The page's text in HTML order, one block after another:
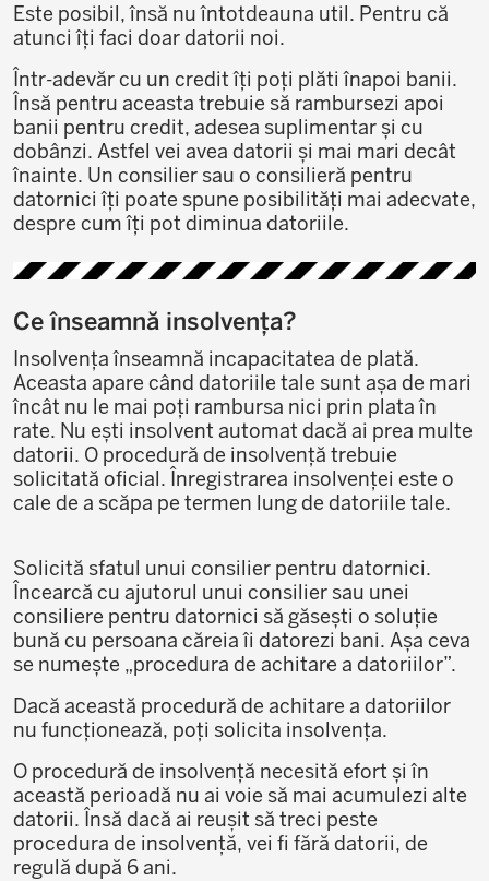
Este posibil, însă nu întotdeauna util. Pentru că
atunci îți faci doar datorii noi.
Într-adevăr cu un credit îți poți plăti înapoi banii.
Însă pentru aceasta trebuie să rambursezi apoi
banii pentru credit, adesea suplimentar și cu
dobânzi. Astfel vei avea datorii și mai mari decât
înainte. Un consilier sau o consilieră pentru
datornici îți poate spune posibilități mai adecvate,
despre cum îți pot diminua datoriile.
Ce înseamnă insolvența?
Insolvența înseamnă incapacitatea de plată.
Aceasta apare când datoriile tale sunt așa de mari
încât nu le mai poți rambursa nici prin plata în
rate. Nu ești insolvent automat dacă ai prea multe
datorii. O procedură de insolvență trebuie
solicitată oficial. Înregistrarea insolvenței este o
cale de a scăpa pe termen lung de datoriile tale.
Solicită sfatul unui consilier pentru datornici.
Încearcă cu ajutorul unui consilier sau unei
consiliere pentru datornici să găsești o soluție
bună cu persoana căreia îi datorezi bani. Așa ceva
se numește „procedura de achitare a datoriilor”.
Dacă această procedură de achitare a datoriilor
nu funcționează, poți solicita insolvența.
O procedură de insolvență necesită efort și în
această perioadă nu ai voie să mai acumulezi alte
datorii. Însă dacă ai reușit să treci peste
procedura de insolvență, vei fi fără datorii, de
regulă după 6 ani.